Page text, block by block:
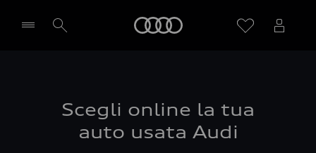
Scegli online la tua
auto usata Audi